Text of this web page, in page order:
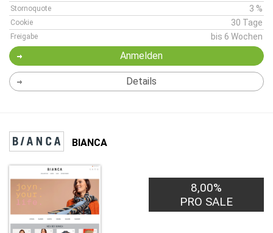
Stornoquote 3 %
Cookie 30 Tage
Freigabe bis 6 Wochen
Anmelden
Details
BIANCA
8,00%
PRO SALE